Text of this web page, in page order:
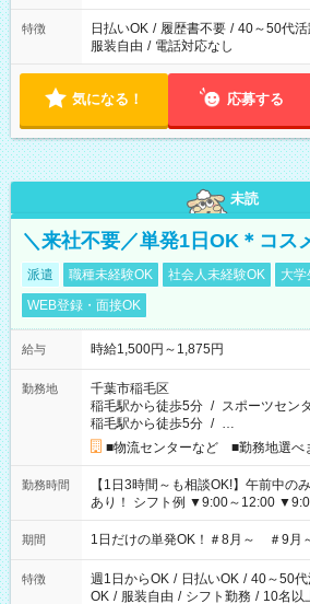
特徴 日払いOK / 履歴書不要 / 40～50代活
服装自由 / 電話対応なし
気になる！ 応募する
未読
＼来社不要／単発1日OK＊コス
派遣 職種未経験OK 社会人未経験OK 大学
WEB登録・面接OK
給与 時給1,500円～1,875円
勤務地
千葉市稲毛区
稲毛駅から徒歩5分 / スポーツセン
稲毛駅から徒歩5分 / …
■物流センターなど ■勤務地選べ
勤務時間
【1日3時間～も相談OK!】午前中の
あり！ シフト例 ▼9:00～12:00
▼18:00～21:00
期間 1日だけの単発OK！＃8月～ ＃9月
特徴 週1日からOK / 日払いOK / 40～50代
OK / 服装自由 / シフト勤務 / 10名以